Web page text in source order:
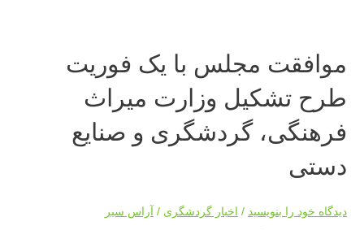
موافقت مجلس با یک فوریت
طرح تشکیل وزارت میراث
فرهنگی، گردشگری و صنایع
دستی
دیدگاه‌ خود را بنویسید / اخبار گردشگری / آراس سیر